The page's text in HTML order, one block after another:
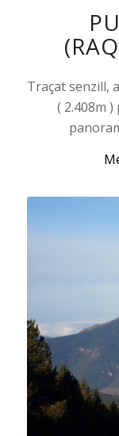
Traçat senzill,
( 2.408m )